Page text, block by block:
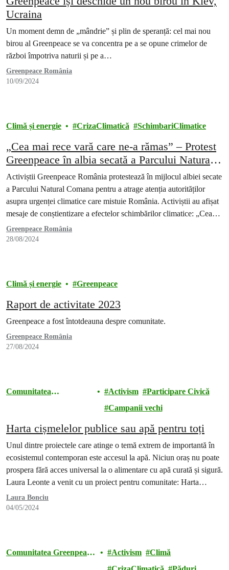
Ucraina
Un moment demn de „mândrie” și plin de speranță: cel mai nou
birou al Greenpeace se va concentra pe a se opune crimelor de
război împotriva naturii și pe a…
Greenpeace România
10/09/2024
Climă și energie CrizaClimatică SchimbariClimatice
„Cea mai rece vară care ne-a rămas” – Protest
Greenpeace în albia secată a Parcului Natural
Comana
Activiștii Greenpeace România protestează în mijlocul albiei secate
a Parcului Natural Comana pentru a atrage atenția autorităților
asupra urgenței climatice care mistuie România. Activiștii au afișat
mesaje de conștientizare a efectelor schimbărilor climatice: „Cea
mai rece vară care ne-a rămas”, „Viitorul rămâne fără apă”, „Stop
combustibili fosili, protejați apa”, „Who pays?” („Cine plătește?”).
Greenpeace România
28/08/2024
Climă și energie Greenpeace
Raport de activitate 2023
Greenpeace a fost întotdeauna despre comunitate.
Greenpeace România
27/08/2024
Comunitatea
Activism
Participare Civică
Campanii vechi
Harta cișmelelor publice sau apă pentru toți
Unul dintre proiectele care atinge o temă extrem de importantă în
ecosistemul contemporan este accesul la apă. Niciun oraș nu poate
prospera fără acces universal la o alimentare cu apă curată și sigură.
Laura Leonte a venit cu un proiect pentru comunitate: Harta
cișmelelor publice din România.
Laura Bonciu
04/05/2024
Comunitatea Greenpeace
Activism
Climă